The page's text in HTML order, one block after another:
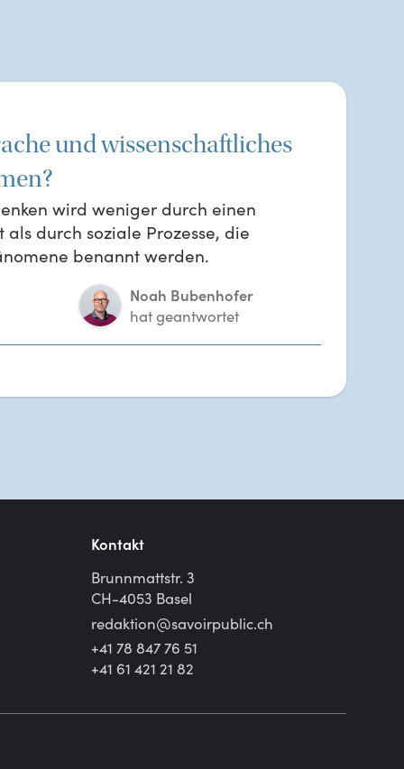
und wissenschaftliches
wird weniger durch einen
durch soziale Prozesse, die
benannt werden.
Noah Bubenhofer
hat geantwortet
Kontakt
Brunnmattstr. 3
CH-4053 Basel
redaktion@savoirpublic.ch
+41 78 847 76 51
+41 61 421 21 82